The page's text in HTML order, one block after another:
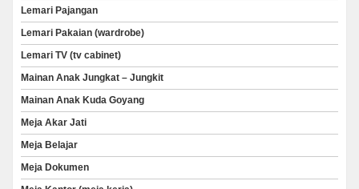
Lemari Pajangan
Lemari Pakaian (wardrobe)
Lemari TV (tv cabinet)
Mainan Anak Jungkat – Jungkit
Mainan Anak Kuda Goyang
Meja Akar Jati
Meja Belajar
Meja Dokumen